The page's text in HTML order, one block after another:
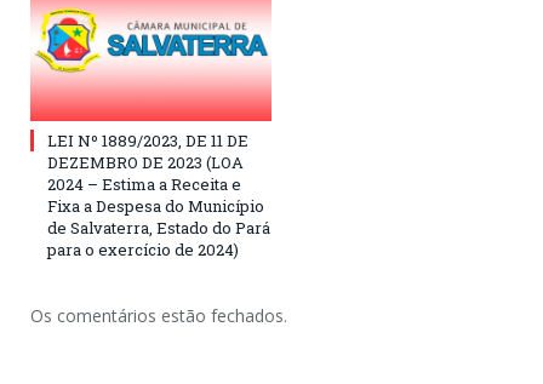
LEI Nº 1889/2023, DE 11 DE
DEZEMBRO DE 2023 (LOA
2024 – Estima a Receita e
Fixa a Despesa do Município
de Salvaterra, Estado do Pará
para o exercício de 2024)
Os comentários estão fechados.